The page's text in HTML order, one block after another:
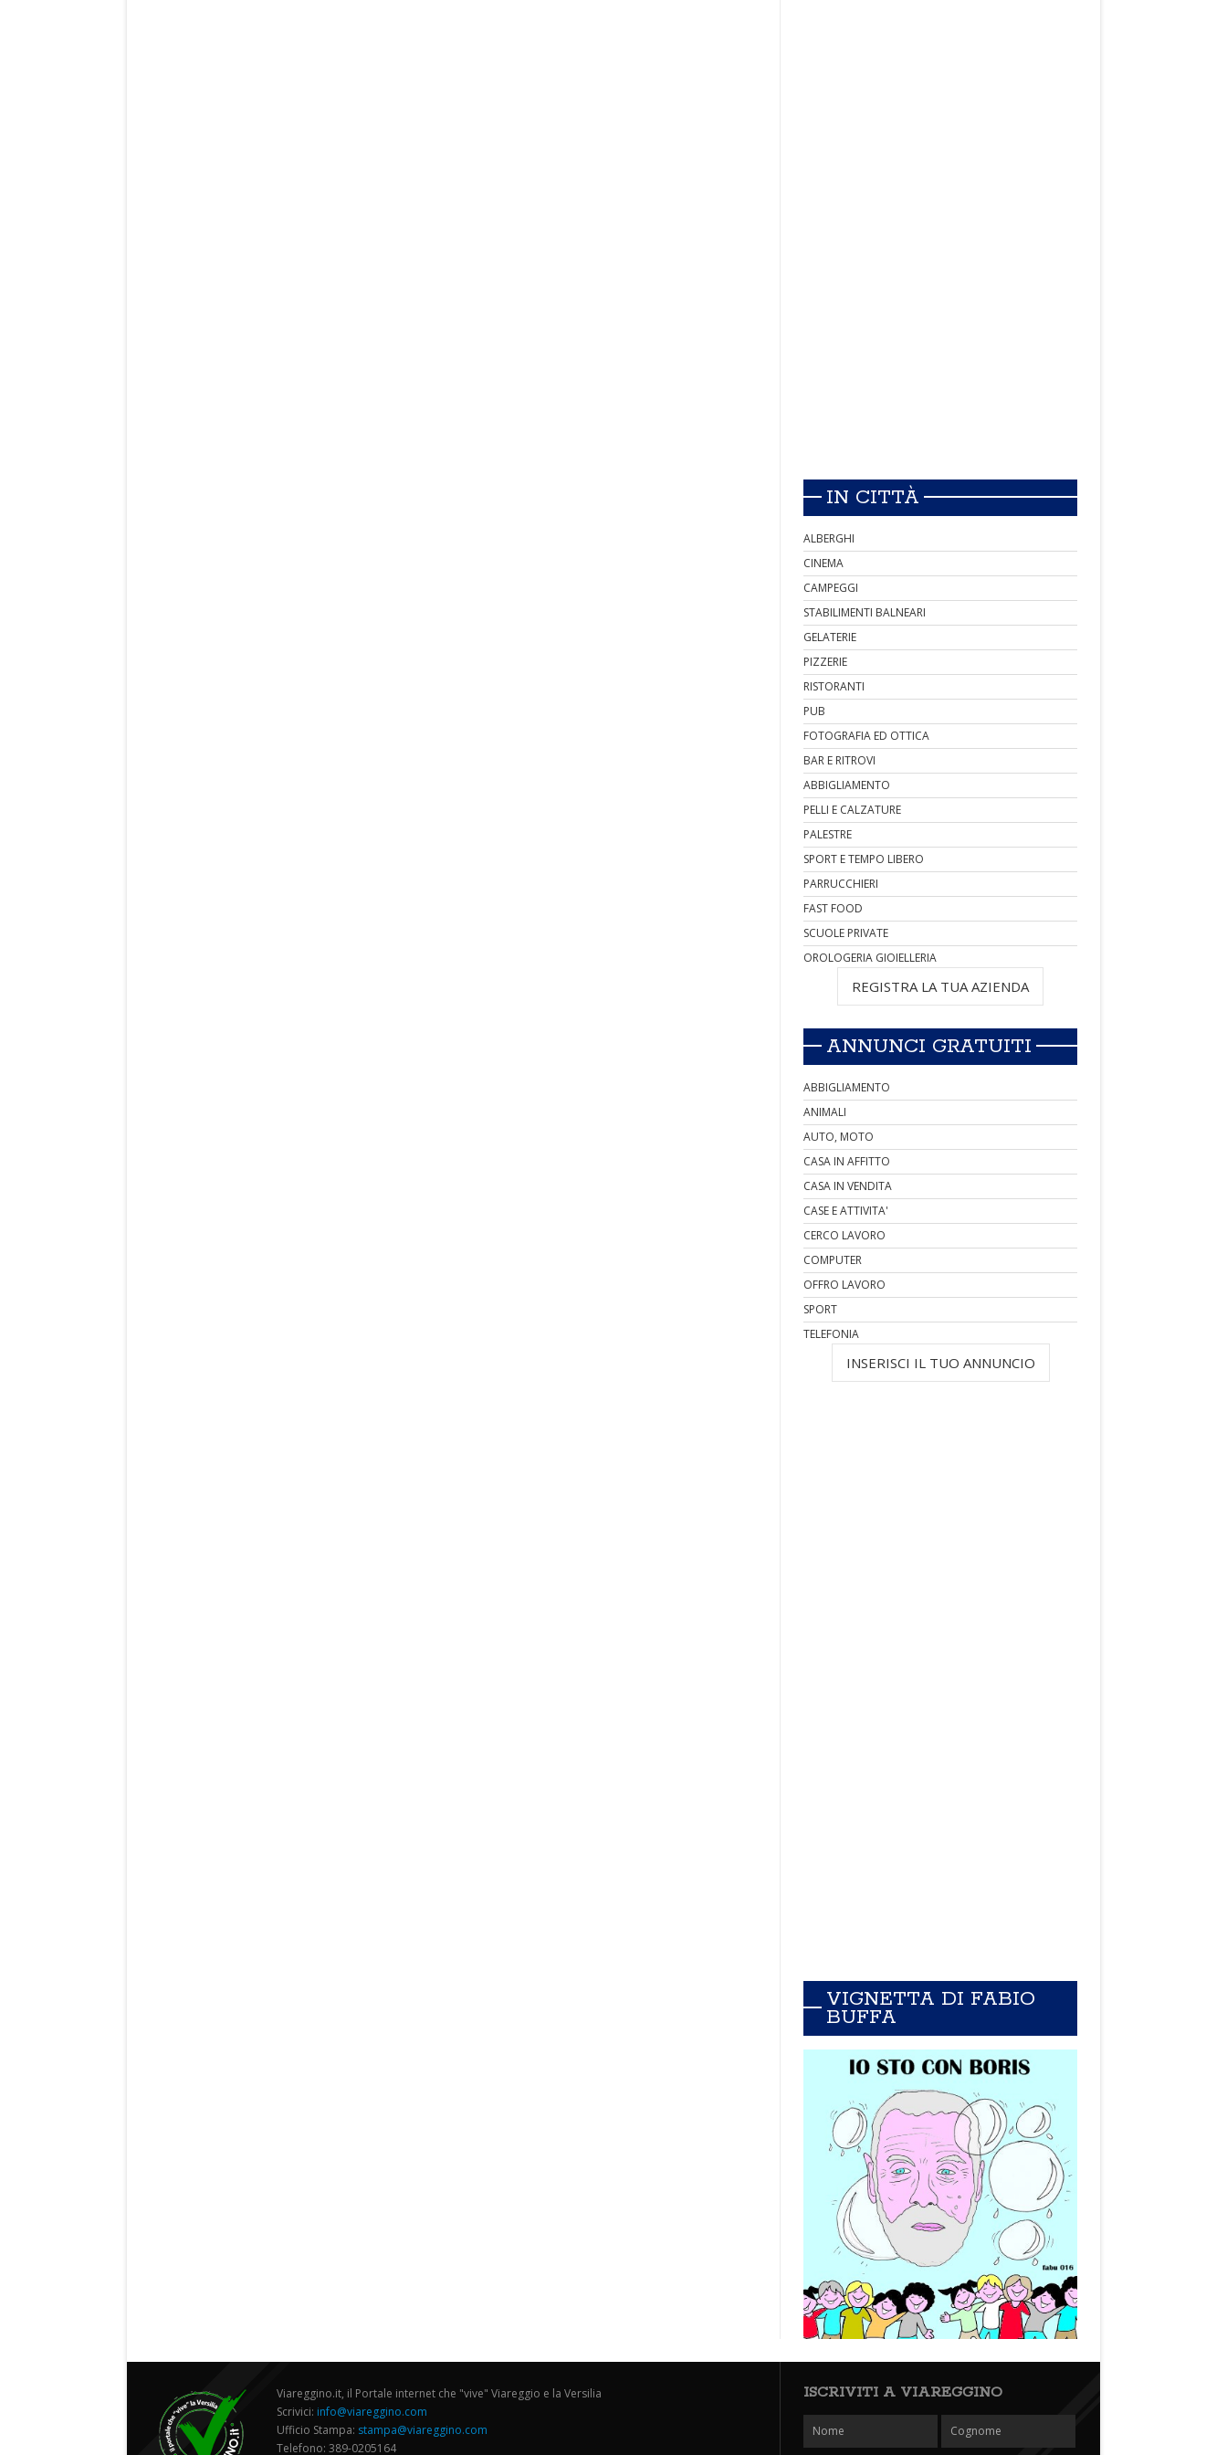
IN CITTÀ
ALBERGHI
CINEMA
CAMPEGGI
STABILIMENTI BALNEARI
GELATERIE
PIZZERIE
RISTORANTI
PUB
FOTOGRAFIA ED OTTICA
BAR E RITROVI
ABBIGLIAMENTO
PELLI E CALZATURE
PALESTRE
SPORT E TEMPO LIBERO
PARRUCCHIERI
FAST FOOD
SCUOLE PRIVATE
OROLOGERIA GIOIELLERIA
REGISTRA LA TUA AZIENDA
ANNUNCI GRATUITI
ABBIGLIAMENTO
ANIMALI
AUTO, MOTO
CASA IN AFFITTO
CASA IN VENDITA
CASE E ATTIVITA'
CERCO LAVORO
COMPUTER
OFFRO LAVORO
SPORT
TELEFONIA
INSERISCI IL TUO ANNUNCIO
VIGNETTA DI FABIO
BUFFA
Viareggino.it, il Portale internet che "vive" Viareggio e la Versilia
Scrivici: info@viareggino.com
Ufficio Stampa: stampa@viareggino.com
Telefono: 389-0205164
ISCRIVITI A VIAREGGINO